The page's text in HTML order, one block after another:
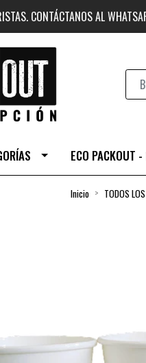
CONTÁCTANOS AL
ECO PACKOUT
Inicio TODOS